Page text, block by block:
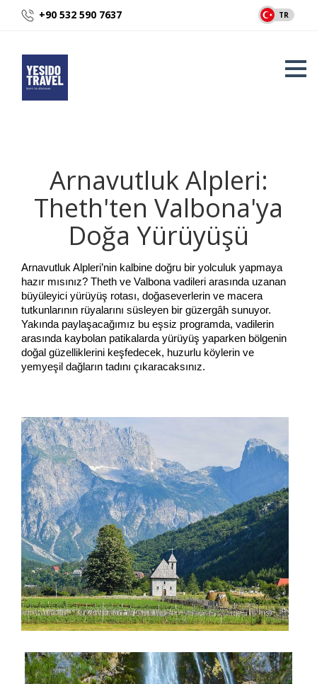
+90 532 590 7637 TR
Arnavutluk Alpleri:
Theth'ten Valbona'ya
Doğa Yürüyüşü
Arnavutluk Alpleri’nin kalbine doğru bir yolculuk yapmaya
hazır mısınız? Theth ve Valbona vadileri arasında uzanan
büyüleyici yürüyüş rotası, doğaseverlerin ve macera
tutkunlarının rüyalarını süsleyen bir güzergâh sunuyor.
Yakında paylaşacağımız bu eşsiz programda, vadilerin
arasında kaybolan patikalarda yürüyüş yaparken bölgenin
doğal güzelliklerini keşfedecek, huzurlu köylerin ve
yemyeşil dağların tadını çıkaracaksınız.